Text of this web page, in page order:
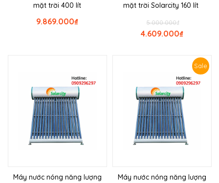
mặt trời 400 lít
₫
9.869.000
mặt trời Solarcity 160 lít
₫
5.000.000
₫
4.609.000
Máy nước nóng năng lượng
Sale
Máy nước nóng năng lượng